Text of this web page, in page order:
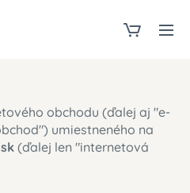
obchodu (ďalej aj "e-
umiestneného na
(ďalej len "internetová